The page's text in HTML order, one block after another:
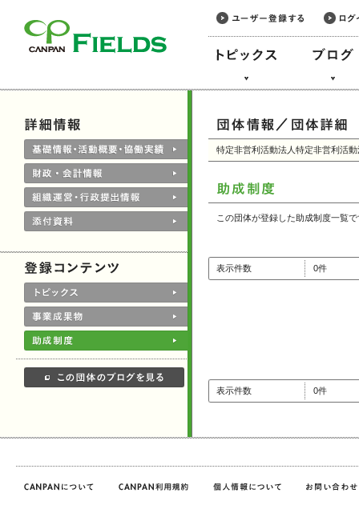
特定非営利活動法人特定非営利活
この団体が登録した助成制度一覧
表示件数 0件
表示件数 0件